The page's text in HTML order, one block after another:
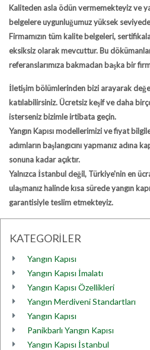
Kaliteden asla ödün vermemekteyiz ve
belgelere uygunluğumuz yüksek
Firmamızın tüm kalite belgeleri,
eksiksiz olarak mevcuttur. Bu
referanslarımıza bakmadan başka bir
İletişim bölümlerinden bizi arayarak
katılabilirsiniz. Ücretsiz keşif ve daha
isterseniz bizimle irtibata geçin.
Yangın Kapısı modellerimizi ve fiyat
adımların başlangıcını yapmanız adına
sonuna kadar açıktır.
Yalnızca İstanbul değil, Türkiye'nin en
ulaşmanız halinde kısa sürede yangın
garantisiyle teslim etmekteyiz.
KATEGORİLER
Yangın Kapısı
Yangın Kapısı İmalatı
Yangın Kapısı Özellikleri
Yangın Merdiveni Standartları
Yangın Kapısı
Panikbarlı Yangın Kapısı
Yangın Kapısı İstanbul